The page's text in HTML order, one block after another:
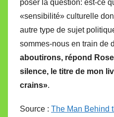
poser la question: est-ce
«sensibilité» culturelle
autre type de sujet
sommes-nous en train de
aboutirons, répond
silence, le titre de mon
crains».
Source : The Man Behind